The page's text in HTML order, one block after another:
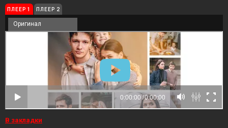
ПЛЕЕР 1 ПЛЕЕР 2
Оригинал
В закладки